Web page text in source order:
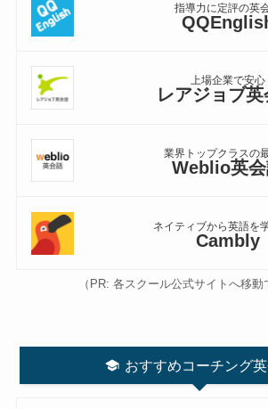
指導力に定評の英
上場企業で安心
レアジョブ英
業界トップクラスの
Weblio英
ネイティブから英語を
Cambly
（PR: 各スクール公式サイトへ移動
おすすめコーチング